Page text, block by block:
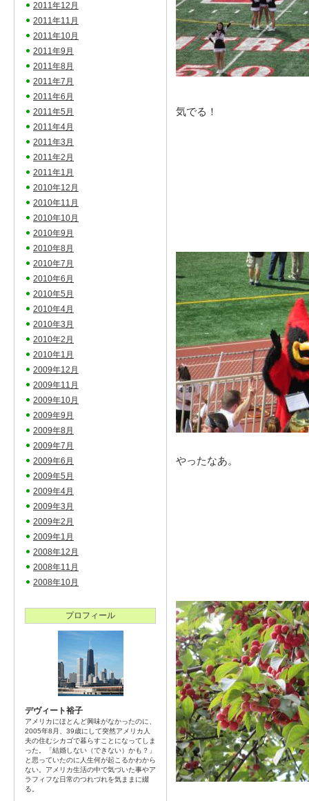
気でる！
やったなあ。
2011年12月
2011年11月
2011年10月
2011年9月
2011年8月
2011年7月
2011年6月
2011年5月
2011年4月
2011年3月
2011年2月
2011年1月
2010年12月
2010年11月
2010年10月
2010年9月
2010年8月
2010年7月
2010年6月
2010年5月
2010年4月
2010年3月
2010年2月
2010年1月
2009年12月
2009年11月
2009年10月
2009年9月
2009年8月
2009年7月
2009年6月
2009年5月
2009年4月
2009年3月
2009年2月
2009年1月
2008年12月
2008年11月
2008年10月
プロフィール
デヴィート裕子
アメリカにほとんど興味がなかったのに、
2005年8月、39歳にして突然アメリカ人
夫の住むシカゴで暮らすことになってしま
った。「結婚しない（できない）かも？」
と思っていたのに人生何が起こるかわから
ない。アメリカ生活の中で気づいた事やア
ラフィフな日常のつれづれを気ままに綴
る。